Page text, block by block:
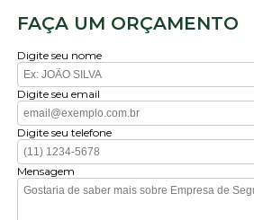
FAÇA UM ORÇAMENTO
Digite seu nome
Digite seu email
Digite seu telefone
Mensagem